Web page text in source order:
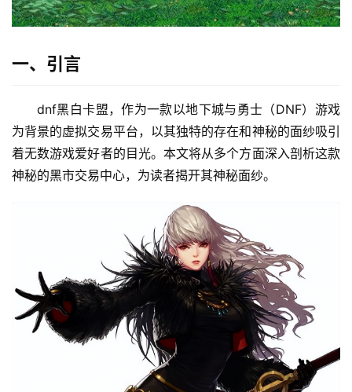
一、引言
dnf黑白卡盟，作为一款以地下城与勇士（DNF）游戏
为背景的虚拟交易平台，以其独特的存在和神秘的面纱吸引
着无数游戏爱好者的目光。本文将从多个方面深入剖析这款
神秘的黑市交易中心，为读者揭开其神秘面纱。